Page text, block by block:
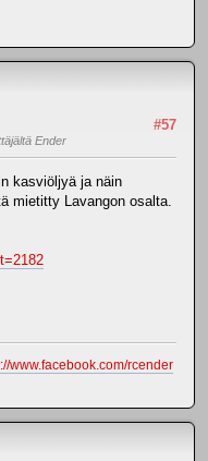
#57
Ender
kasviöljyä ja näin
mietitty Lavangon osalta.
www.facebook.com/rcender